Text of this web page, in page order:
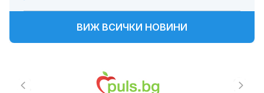
ВИЖ ВСИЧКИ НОВИНИ